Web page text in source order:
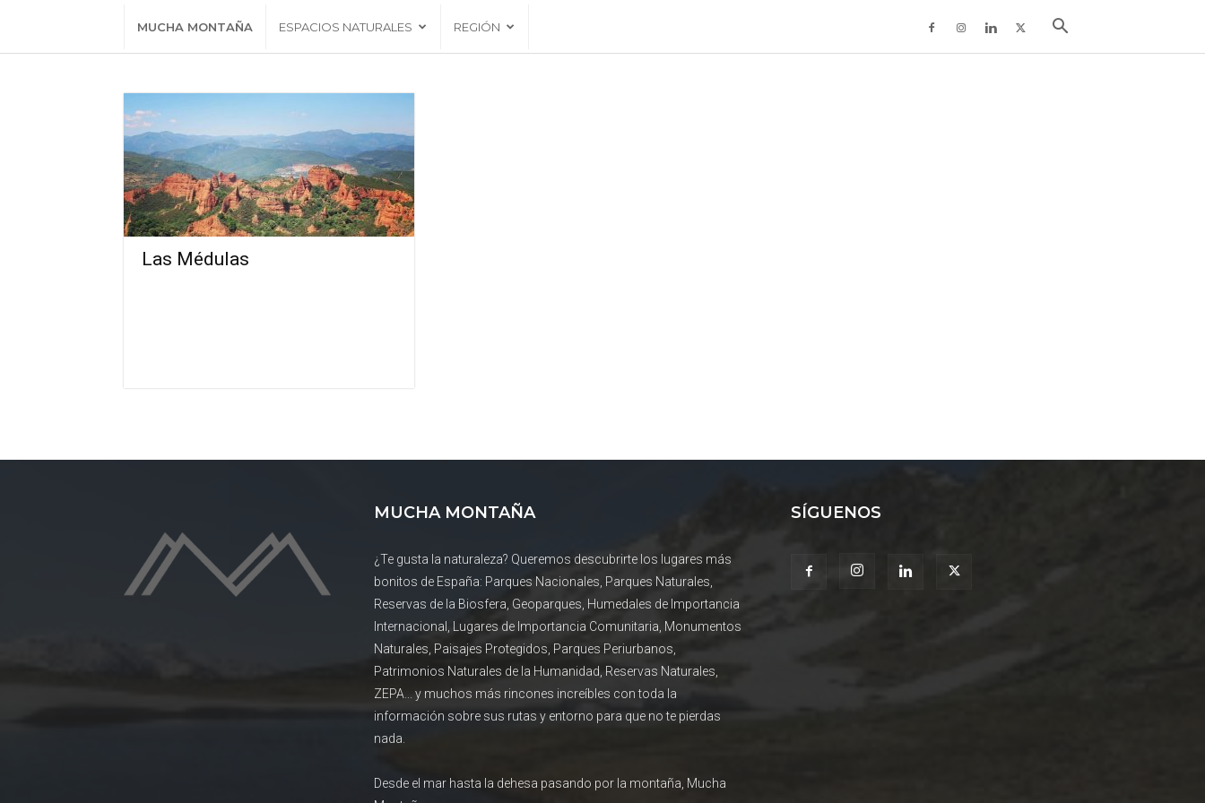
MUCHA MONTAÑA ESPACIOS NATURALES REGIÓN
Las Médulas
MUCHA MONTAÑA
¿Te gusta la naturaleza? Queremos descubrirte los lugares más
bonitos de España: Parques Nacionales, Parques Naturales,
Reservas de la Biosfera, Geoparques, Humedales de Importancia
Internacional, Lugares de Importancia Comunitaria, Monumentos
Naturales, Paisajes Protegidos, Parques Periurbanos,
Patrimonios Naturales de la Humanidad, Reservas Naturales,
ZEPA... y muchos más rincones increíbles con toda la
información sobre sus rutas y entorno para que no te pierdas
nada.
Desde el mar hasta la dehesa pasando por la montaña, Mucha
SÍGUENOS